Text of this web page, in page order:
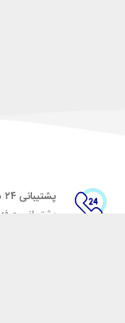
پشتیبانی ۲۴ ساعته
پشتیبانی حرفه